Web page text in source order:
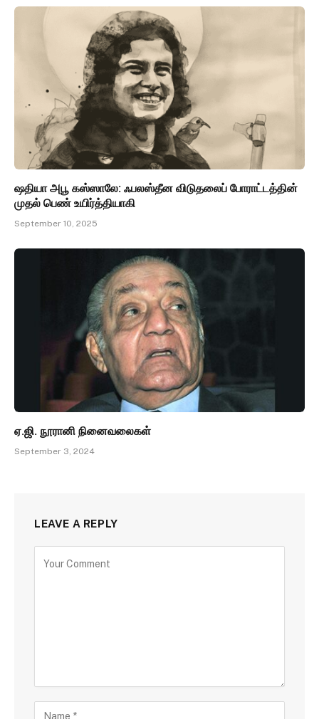
ஷதியா அபூ கஸ்ஸாலே: ஃபலஸ்தீன விடுதலைப் போராட்டத்தின்
முதல் பெண் உயிர்த்தியாகி
September 10, 2025
ஏ.ஜி. நூரானி நினைவலைகள்
September 3, 2024
LEAVE A REPLY